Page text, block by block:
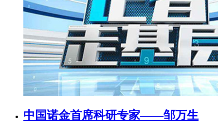
中国诺金首席科研专家——邹万生